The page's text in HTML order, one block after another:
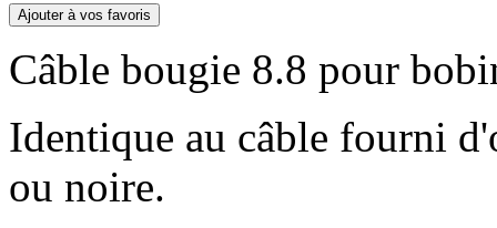
Câble bougie 8.8 pour
Identique au câble fourni
ou noire.